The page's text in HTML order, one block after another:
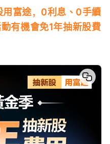
用富途，0利息、0手續
有機會免1年抽新股費